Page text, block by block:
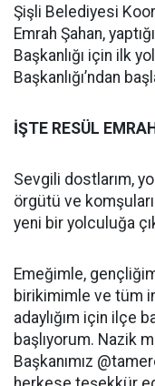
Şişli Belediyesi
Emrah Şahan,
Başkanlığı için ilk
Başkanlığı’ndan
İŞTE RESÜL
Sevgili dostlarım,
örgütü ve
yeni bir yolculuğa
Emeğimle,
birikimimle ve tüm
adaylığım için ilçe
başlıyorum. Nazik
Başkanımız